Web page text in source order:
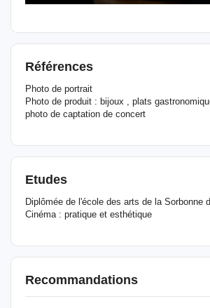
Références
Photo de portrait
Photo de produit : bijoux , plats
photo de captation de concert
Etudes
Diplômée de l'école des arts de la Sorbonne
Cinéma : pratique et esthétique
Recommandations